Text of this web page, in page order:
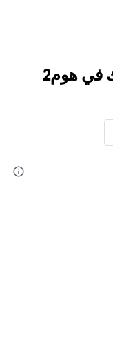
اعثر على نتائج أفضل لإقامتك في هوم2